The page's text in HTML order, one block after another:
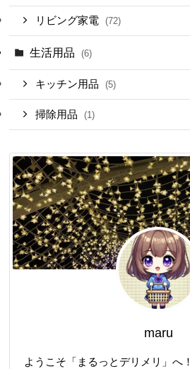
リビング家電 (72)
生活用品 (6)
キッチン用品 (5)
掃除用品 (1)
maru
ようこそ「まるっとデリメリ」へ！